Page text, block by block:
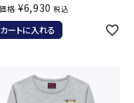
格 ¥6,930 税込
カートに入れる